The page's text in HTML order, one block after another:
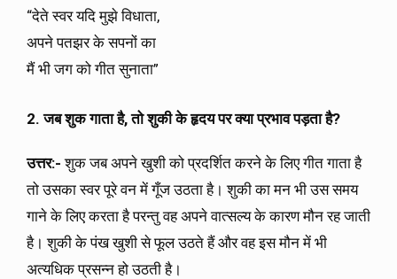
“देते स्वर यदि मुझे विधाता,
अपने पतझर के सपनों का
मैं भी जग को गीत सुनाता”
2. जब शुक गाता है, तो शुकी के हृदय पर क्या प्रभाव पड़ता है?
उत्तर:-शुक जब अपने खुशी को प्रदर्शित करने के लिए गीत गाता है
तो उसका स्वर पूरे वन में गूँज उठता है। शुकी का मन भी उस समय
गाने के लिए करता है परन्तु वह अपने वात्सल्य के कारण मौन रह जाती
है। शुकी के पंख खुशी से फूल उठते हैं और वह इस मौन में भी
अत्यधिक प्रसन्न हो उठती है।